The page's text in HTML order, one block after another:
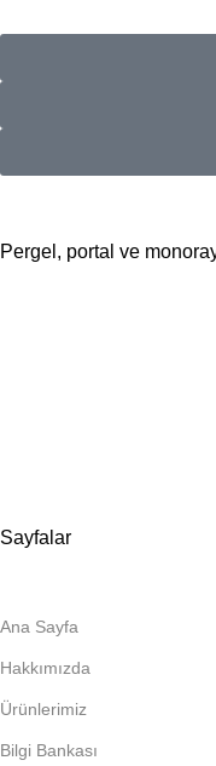
Pergel, portal ve
Sayfalar
Ana Sayfa
Hakkımızda
Ürünlerimiz
Bilgi Bankası